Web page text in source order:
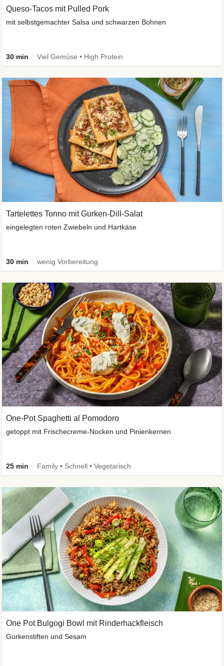
Queso-Tacos mit Pulled Pork
mit selbstgemachter Salsa und schwarzen Bohnen
30 min Viel Gemüse • High Protein
Tartelettes Tonno mit Gurken-Dill-Salat
eingelegten roten Zwiebeln und Hartkäse
30 min wenig Vorbereitung
One-Pot Spaghetti al Pomodoro
getoppt mit Frischecreme-Nocken und Pinienkernen
25 min Family • Schnell • Vegetarisch
One Pot Bulgogi Bowl mit Rinderhackfleisch
Gurkenstiften und Sesam